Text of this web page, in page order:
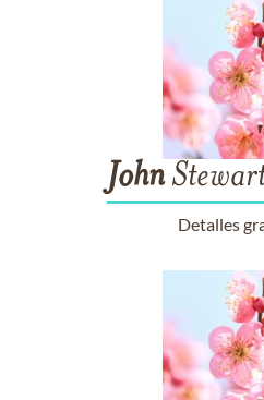
John
Detalles